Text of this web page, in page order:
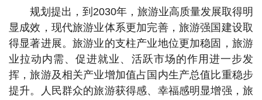
规划提出，到2030年，旅游业高质量发展取得明
显成效，现代旅游业体系更加完善，旅游强国建设取
得显著进展。旅游业的支柱产业地位更加稳固，旅游
业拉动内需、促进就业、活跃市场的作用进一步发
挥，旅游及相关产业增加值占国内生产总值比重稳步
提升。人民群众的旅游获得感、幸福感明显增强，旅